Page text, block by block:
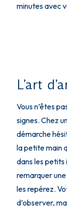
minutes avec
L’art
Vous n’êtes
signes. Chez
démarche
la petite main
dans les petits
remarquer
les repérez.
d’observer,